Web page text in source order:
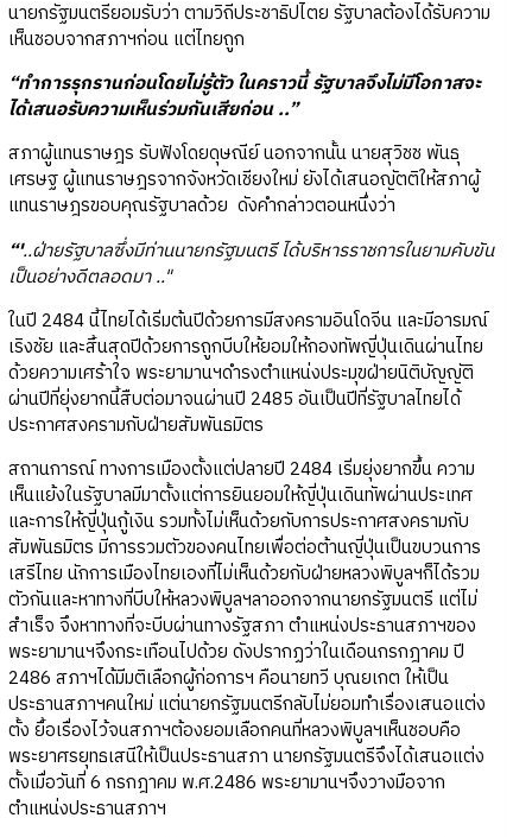
นายกรัฐมนตรียอมรับว่า ตามวิถีประชาธิปไตย รัฐบาลต้องได้รับความ
เห็นชอบจากสภาฯก่อน แต่ไทยถูก
“ทำการรุกรานก่อนโดยไม่รู้ตัว ในคราวนี้ รัฐบาลจึงไม่มีโอกาสจะ
ได้เสนอรับความเห็นร่วมกันเสียก่อน ..”
สภาผู้แทนราษฎร รับฟังโดยดุษณีย์ นอกจากนั้น นายสุวิชช พันธุ
เศรษฐ ผู้แทนราษฎรจากจังหวัดเชียงใหม่ ยังได้เสนอญัตติให้สภาผู้
แทนราษฎรขอบคุณรัฐบาลด้วย ดังคำกล่าวตอนหนึ่งว่า
“'..ฝ่ายรัฐบาลซึ่งมีท่านนายกรัฐมนตรี ได้บริหารราชการในยามคับขัน
เป็นอย่างดีตลอดมา .."
ในปี 2484 นี้ไทยได้เริ่มต้นปีด้วยการมีสงครามอินโดจีน และมีอารมณ์
เริงชัย และสิ้นสุดปีด้วยการถูกบีบให้ยอมให้กองทัพญี่ปุ่นเดินผ่านไทย
ด้วยความเศร้าใจ พระยามานฯดำรงตำแหน่งประมุขฝ่ายนิติบัญญัติ
ผ่านปีที่ยุ่งยากนี้สืบต่อมาจนผ่านปี 2485 อันเป็นปีที่รัฐบาลไทยได้
ประกาศสงครามกับฝ่ายสัมพันธมิตร
สถานการณ์ ทางการเมืองตั้งแต่ปลายปี 2484 เริ่มยุ่งยากขึ้น ความ
เห็นแย้งในรัฐบาลมีมาตั้งแต่การยินยอมให้ญี่ปุ่นเดินทัพผ่านประเทศ
และการให้ญี่ปุ่นกู้เงิน รวมทั้งไม่เห็นด้วยกับการประกาศสงครามกับ
สัมพันธมิตร มีการรวมตัวของคนไทยเพื่อต่อต้านญี่ปุ่นเป็นขบวนการ
เสรีไทย นักการเมืองไทยเองที่ไม่เห็นด้วยกับฝ่ายหลวงพิบูลฯก็ได้รวม
ตัวกันและหาทางที่บีบให้หลวงพิบูลฯลาออกจากนายกรัฐมนตรี แต่ไม่
สำเร็จ จึงหาทางที่จะบีบผ่านทางรัฐสภา ตำแหน่งประธานสภาฯของ
พระยามานฯจึงกระเทือนไปด้วย ดังปรากฏว่าในเดือนกรกฎาคม ปี
2486 สภาฯได้มีมติเลือกผู้ก่อการฯ คือนายทวี บุณยเกต ให้เป็น
ประธานสภาฯคนใหม่ แต่นายกรัฐมนตรีกลับไม่ยอมทำเรื่องเสนอแต่ง
ตั้ง ยื้อเรื่องไว้จนสภาฯต้องยอมเลือกคนที่หลวงพิบูลฯเห็นชอบคือ
พระยาศรยุทธเสนีให้เป็นประธานสภา นายกรัฐมนตรีจึงได้เสนอแต่ง
ตั้งเมื่อวันที่ 6 กรกฎาคม พ.ศ.2486 พระยามานฯจึงวางมือจาก
ตำแหน่งประธานสภาฯ